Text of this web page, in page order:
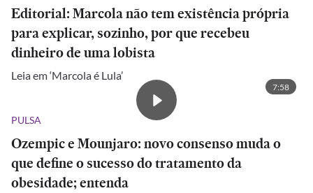
Editorial: Marcola não tem existência própria
para explicar, sozinho, por que recebeu
dinheiro de uma lobista
Leia em ‘Marcola é Lula’
7:58
PULSA
Ozempic e Mounjaro: novo consenso muda o
que define o sucesso do tratamento da
obesidade; entenda